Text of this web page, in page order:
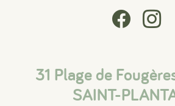
31 Plage de
SAINT-